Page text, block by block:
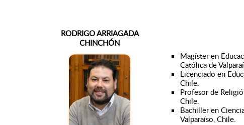
RODRIGO ARRIAGADA
CHINCHÓN
Magíster en
Católica de
Licenciado en
Chile.
Profesor de
Chile.
Bachiller en
Valparaíso, Chile.